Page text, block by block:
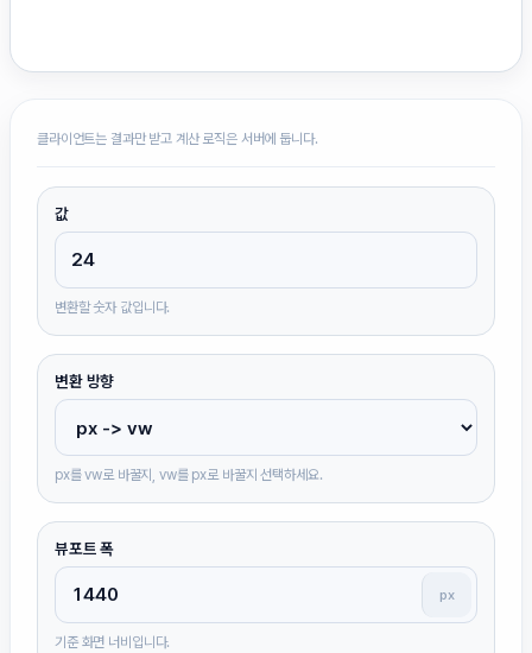
클라이언트는 결과만 받고 계산 로직은 서버에 둡니다.
값
변환할 숫자 값입니다.
변환 방향
px를 vw로 바꿀지, vw를 px로 바꿀지 선택하세요.
뷰포트 폭
px
기준 화면 너비입니다.